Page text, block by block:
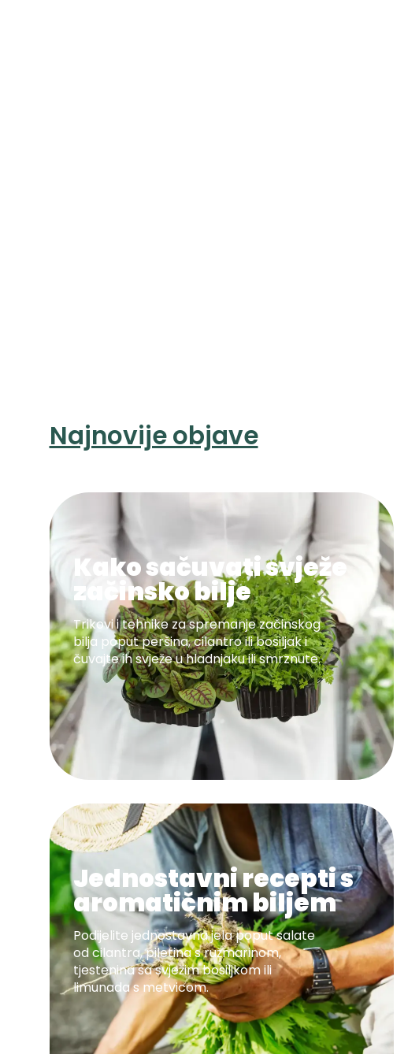
Najnovije objave
Kako sačuvati svježe
začinsko bilje
Trikovi i tehnike za spremanje začinskog
bilja poput peršina, cilantro ili bosiljak i
čuvajte ih svježe u hladnjaku ili smrznute.
Jednostavni recepti s
aromatičnim biljem
Podijelite jednostavna jela poput salate
od cilantra, piletina s ružmarinom,
tjestenina sa svježim bosiljkom ili
limunada s metvicom.